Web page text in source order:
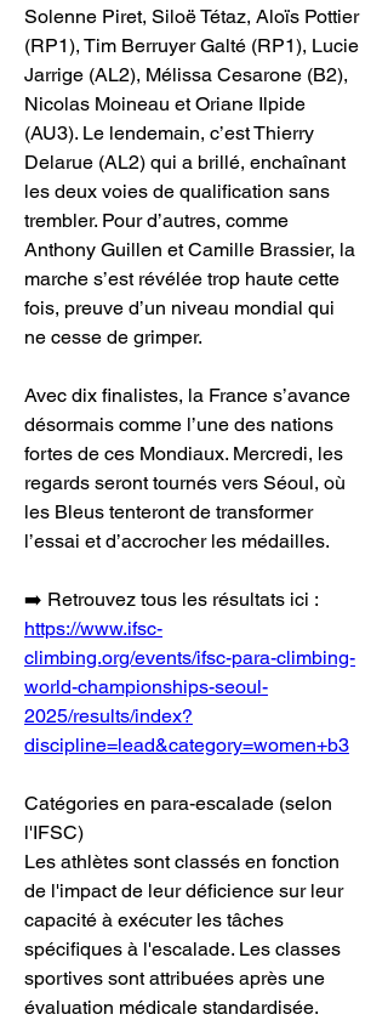
Solenne Piret, Siloë Tétaz, Aloïs Pottier
(RP1), Tim Berruyer Galté (RP1), Lucie
Jarrige (AL2), Mélissa Cesarone (B2),
Nicolas Moineau et Oriane Ilpide
(AU3). Le lendemain, c’est Thierry
Delarue (AL2) qui a brillé, enchaînant
les deux voies de qualification sans
trembler. Pour d’autres, comme
Anthony Guillen et Camille Brassier, la
marche s’est révélée trop haute cette
fois, preuve d’un niveau mondial qui
ne cesse de grimper.
Avec dix finalistes, la France s’avance
désormais comme l’une des nations
fortes de ces Mondiaux. Mercredi, les
regards seront tournés vers Séoul, où
les Bleus tenteront de transformer
l’essai et d’accrocher les médailles.
➡️ Retrouvez tous les résultats ici :
https://www.ifsc-
climbing.org/events/ifsc-para-climbing-
world-championships-seoul-
2025/results/index?
discipline=lead&category=women+b3
Catégories en para-escalade (selon
l'IFSC)
Les athlètes sont classés en fonction
de l'impact de leur déficience sur leur
capacité à exécuter les tâches
spécifiques à l'escalade. Les classes
sportives sont attribuées après une
évaluation médicale standardisée.